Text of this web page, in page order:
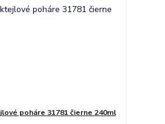
poháre 31781 čierne 240ml